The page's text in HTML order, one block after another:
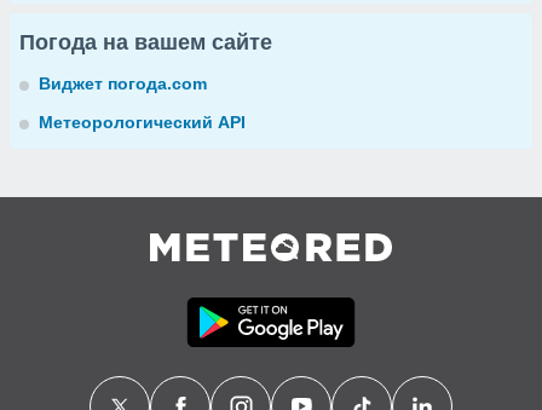
Погода на вашем сайте
Виджет погода.com
Метеорологический API